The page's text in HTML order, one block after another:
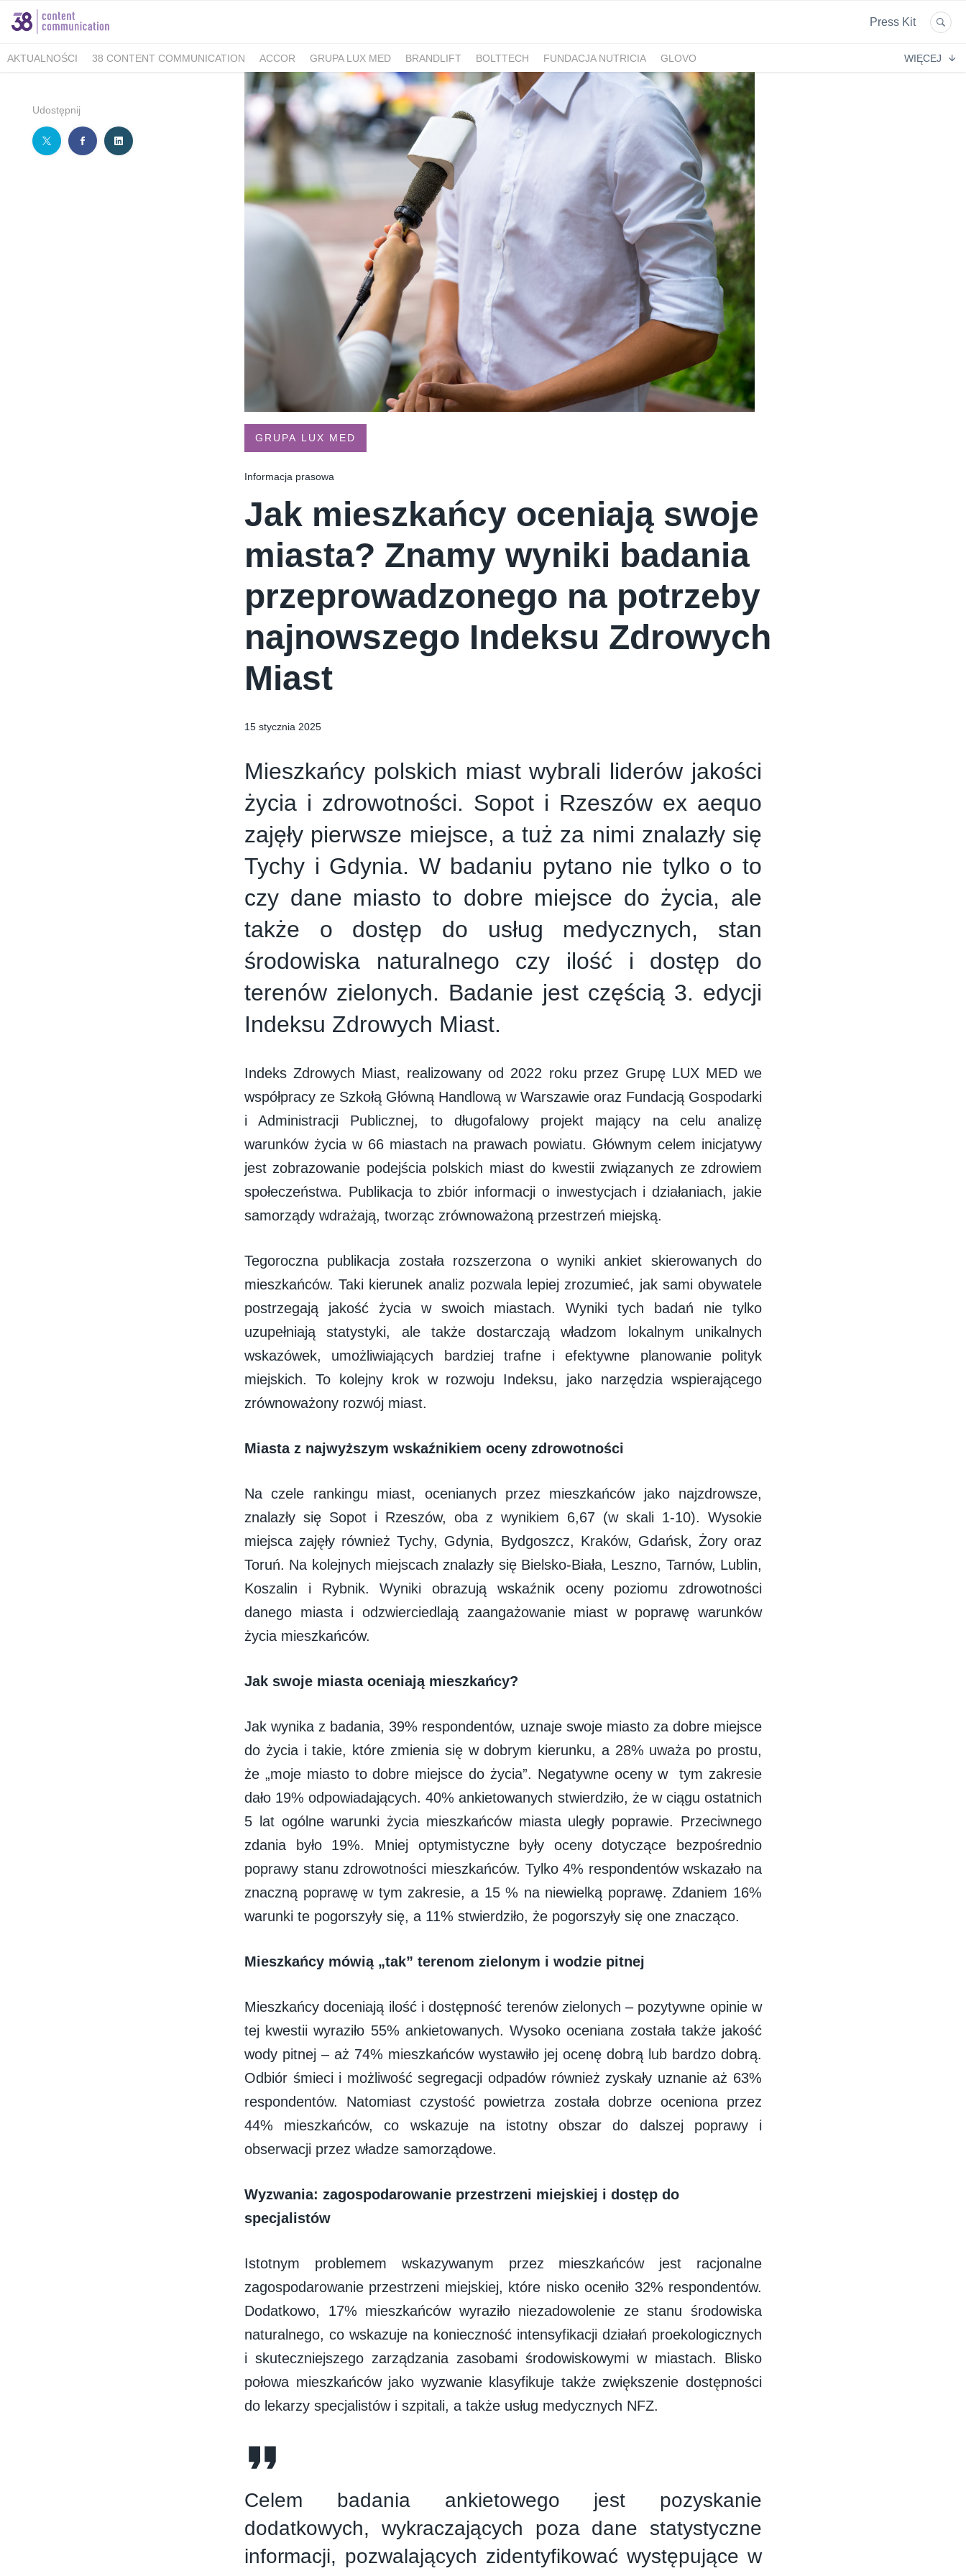
Press Kit
AKTUALNOŚCI 38 CONTENT COMMUNICATION ACCOR GRUPA LUX MED BRANDLIFT BOLTTECH FUNDACJA NUTRICIA
GLOVO
FELLOWMIND IOŚ-PIB IRON MOUNTAIN POLSKA NEW WORK ATLAS SM MLEKPOL
GREEN FACTORY LOGISTICS
WALKING KORZENIOWSKI
GRUPA WHIRLPOOL KIDS&CO. PIZZAPORTAL.PL MAXIBIOTIC OCUVITE SACHOL AFTIGEL HYAL-DROP MULTI
BERIMAL
ACCOR MARKETPLACE KRAKÓW TUTORE POLAND ROMET SANOFI KRAJOWA RZEMIEŚLNICZA IZBA OPTYCZNA CENTRUM MEDYCZNE DAMIANA
MEDICOVER SENIOR
MEDICOVER STOMATOLOGIA PUCKIE HOSPICJUM TERAPIA REZONANSEM MAGNETYCZNYM - MBST EMPIK FOTO SAXX
LORUS CONTIGO ZAMEK TOPACZ BAKALLAND DELECTA
KONSPOL
AKBAR SANDRA JASMEEN MOMME ALKEMIE SZPITAL MEDICOVER ENBIO GROUP UNITOP
ENERGIA POLSKA POKONAJ ZAĆMĘ, POPRAW WIDZENIE GÓRNOŚLĄSKO-ZAGŁĘBIOWSKA METROPOLIA
PREGNABIT JASNUM PHARMENA BETHRU MANUFAKTURA FUNDACJA NAGLE SAMI
PANEK CARSHARING BUDVAR PLAYFAIR POLREGIO PRIME SPANISH PROPERTIES
#EFEKT1BUTELKI COLOSTRUM CARLSBERG GEN4GEN BALCIA REBERNIA BEKO
UNILEVER HUMAN ANSWER INSTITUTE PIERRE FABRE ORAL CARE LIBERTY INVESTMENTS
THE MAGNUM ICE CREAM COMPANY PSTRYK
WIĘCEJ
Udostępnij
GRUPA LUX MED
Informacja prasowa
Jak mieszkańcy oceniają swoje
miasta? Znamy wyniki badania
przeprowadzonego na potrzeby
najnowszego Indeksu Zdrowych
Miast
15 stycznia 2025
Mieszkańcy polskich miast wybrali liderów jakości
życia i zdrowotności. Sopot i Rzeszów ex aequo
zajęły pierwsze miejsce, a tuż za nimi znalazły się
Tychy i Gdynia. W badaniu pytano nie tylko o to
czy dane miasto to dobre miejsce do życia, ale
także o dostęp do usług medycznych, stan
środowiska naturalnego czy ilość i dostęp do
terenów zielonych. Badanie jest częścią 3. edycji
Indeksu Zdrowych Miast.
Indeks Zdrowych Miast, realizowany od 2022 roku przez Grupę LUX MED we
współpracy ze Szkołą Główną Handlową w Warszawie oraz Fundacją Gospodarki
i Administracji Publicznej, to długofalowy projekt mający na celu analizę
warunków życia w 66 miastach na prawach powiatu. Głównym celem inicjatywy
jest zobrazowanie podejścia polskich miast do kwestii związanych ze zdrowiem
społeczeństwa. Publikacja to zbiór informacji o inwestycjach i działaniach, jakie
samorządy wdrażają, tworząc zrównoważoną przestrzeń miejską.
Tegoroczna publikacja została rozszerzona o wyniki ankiet skierowanych do
mieszkańców. Taki kierunek analiz pozwala lepiej zrozumieć, jak sami obywatele
postrzegają jakość życia w swoich miastach. Wyniki tych badań nie tylko
uzupełniają statystyki, ale także dostarczają władzom lokalnym unikalnych
wskazówek, umożliwiających bardziej trafne i efektywne planowanie polityk
miejskich. To kolejny krok w rozwoju Indeksu, jako narzędzia wspierającego
zrównoważony rozwój miast.
Miasta z najwyższym wskaźnikiem oceny zdrowotności
Na czele rankingu miast, ocenianych przez mieszkańców jako najzdrowsze,
znalazły się Sopot i Rzeszów, oba z wynikiem 6,67 (w skali 1-10). Wysokie
miejsca zajęły również Tychy, Gdynia, Bydgoszcz, Kraków, Gdańsk, Żory oraz
Toruń. Na kolejnych miejscach znalazły się Bielsko-Biała, Leszno, Tarnów, Lublin,
Koszalin i Rybnik. Wyniki obrazują wskaźnik oceny poziomu zdrowotności
danego miasta i odzwierciedlają zaangażowanie miast w poprawę warunków
życia mieszkańców.
Jak swoje miasta oceniają mieszkańcy?
Jak wynika z badania, 39% respondentów, uznaje swoje miasto za dobre miejsce
do życia i takie, które zmienia się w dobrym kierunku, a 28% uważa po prostu,
że „moje miasto to dobre miejsce do życia”. Negatywne oceny w tym zakresie
dało 19% odpowiadających. 40% ankietowanych stwierdziło, że w ciągu ostatnich
5 lat ogólne warunki życia mieszkańców miasta uległy poprawie. Przeciwnego
zdania było 19%. Mniej optymistyczne były oceny dotyczące bezpośrednio
poprawy stanu zdrowotności mieszkańców. Tylko 4% respondentów wskazało na
znaczną poprawę w tym zakresie, a 15 % na niewielką poprawę. Zdaniem 16%
warunki te pogorszyły się, a 11% stwierdziło, że pogorszyły się one znacząco.
Mieszkańcy mówią „tak” terenom zielonym i wodzie pitnej
Mieszkańcy doceniają ilość i dostępność terenów zielonych – pozytywne opinie w
tej kwestii wyraziło 55% ankietowanych. Wysoko oceniana została także jakość
wody pitnej – aż 74% mieszkańców wystawiło jej ocenę dobrą lub bardzo dobrą.
Odbiór śmieci i możliwość segregacji odpadów również zyskały uznanie aż 63%
respondentów. Natomiast czystość powietrza została dobrze oceniona przez
44% mieszkańców, co wskazuje na istotny obszar do dalszej poprawy i
obserwacji przez władze samorządowe.
Wyzwania: zagospodarowanie przestrzeni miejskiej i dostęp do
specjalistów
Istotnym problemem wskazywanym przez mieszkańców jest racjonalne
zagospodarowanie przestrzeni miejskiej, które nisko oceniło 32% respondentów.
Dodatkowo, 17% mieszkańców wyraziło niezadowolenie ze stanu środowiska
naturalnego, co wskazuje na konieczność intensyfikacji działań proekologicznych
i skuteczniejszego zarządzania zasobami środowiskowymi w miastach. Blisko
połowa mieszkańców jako wyzwanie klasyfikuje także zwiększenie dostępności
do lekarzy specjalistów i szpitali, a także usług medycznych NFZ.
Celem badania ankietowego jest pozyskanie
dodatkowych, wykraczających poza dane statystyczne
informacji, pozwalających zidentyfikować występujące w